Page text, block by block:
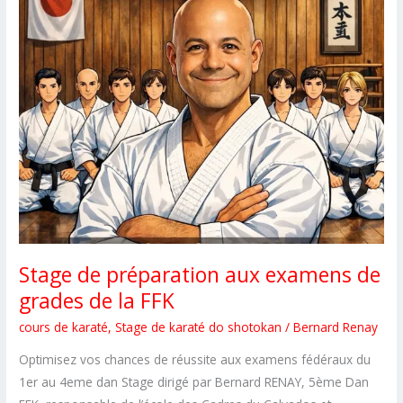
Stage de préparation aux examens de
grades de la FFK
cours de karaté,Stage de karaté do shotokan /Bernard Renay
Optimisez vos chances de réussite aux examens fédéraux du
1er au 4eme dan Stage dirigé par Bernard RENAY, 5ème Dan